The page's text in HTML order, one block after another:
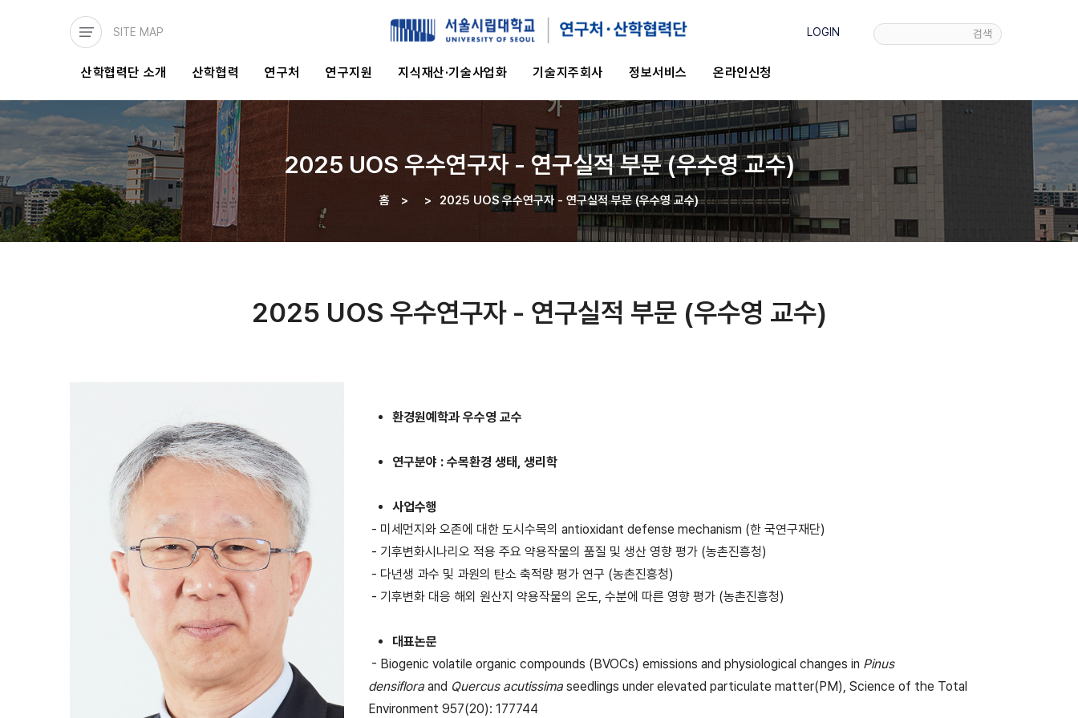
SITE MAP LOGIN
네비게이션
산학협력단 소개 산학협력 연구처 연구지원 지식재산·기술사업화 기술지주회사 정보서비스 온라인신청
2025 UOS 우수연구자 - 연구실적 부문 (우수영 교수)
경로
홈 > > 2025 UOS 우수연구자 - 연구실적 부문 (우수영 교수)
2025 UOS 우수연구자 - 연구실적 부문 (우수영 교수)
환경원예학과 우수영 교수
연구분야 : 수목환경 생태, 생리학
사업수행
- 미세먼지와 오존에 대한 도시수목의 antioxidant defense mechanism (한 국연구재단)
- 기후변화시나리오 적용 주요 약용작물의 품질 및 생산 영향 평가 (농촌진흥청)
- 다년생 과수 및 과원의 탄소 축적량 평가 연구 (농촌진흥청)
- 기후변화 대응 해외 원산지 약용작물의 온도, 수분에 따른 영향 평가 (농촌진흥청)
대표논문
- Biogenic volatile organic compounds (BVOCs) emissions and physiological changes in Pinus
densiflora and Quercus acutissima seedlings under elevated particulate matter(PM), Science of the Total
Environment 957(20): 177744